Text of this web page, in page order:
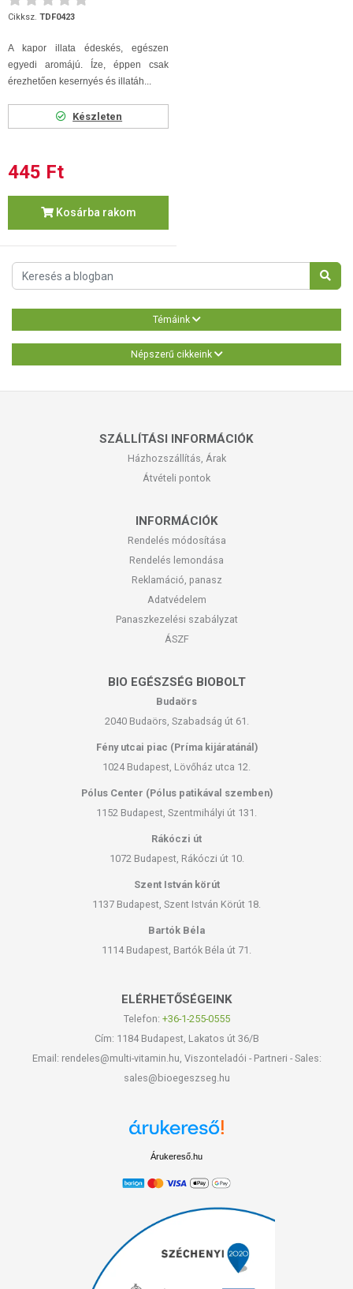
Cikksz. TDF0423
A kapor illata édeskés, egészen
egyedi aromájú. Íze, éppen csak
érezhetően kesernyés és illatáh...
Készleten
445 Ft
Kosárba rakom
Témáink
Népszerű cikkeink
SZÁLLÍTÁSI INFORMÁCIÓK
Házhozszállítás, Árak
Átvételi pontok
INFORMÁCIÓK
Rendelés módosítása
Rendelés lemondása
Reklamáció, panasz
Adatvédelem
Panaszkezelési szabályzat
ÁSZF
BIO EGÉSZSÉG BIOBOLT
Budaörs
2040 Budaörs, Szabadság út 61.
Fény utcai piac (Príma kijáratánál)
1024 Budapest, Lövőház utca 12.
Pólus Center (Pólus patikával szemben)
1152 Budapest, Szentmihályi út 131.
Rákóczi út
1072 Budapest, Rákóczi út 10.
Szent István körút
1137 Budapest, Szent István Körút 18.
Bartók Béla
1114 Budapest, Bartók Béla út 71.
ELÉRHETŐSÉGEINK
Telefon: +36-1-255-0555
Cím: 1184 Budapest, Lakatos út 36/B
Email: rendeles@multi-vitamin.hu, Viszonteladói - Partneri - Sales:
sales@bioegeszseg.hu
Árukereső.hu